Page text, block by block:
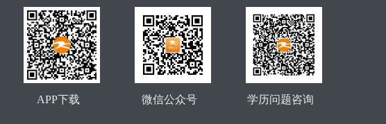
学历问题咨询
微信公众号
APP下载